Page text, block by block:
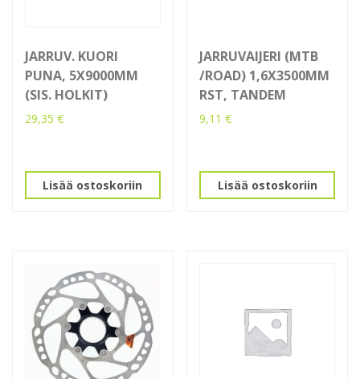
JARRUV. KUORI
PUNA, 5X9000MM
(SIS. HOLKIT)
29,35 €
Lisää ostoskoriin
JARRUVAIJERI (MTB
/ROAD) 1,6X3500MM
RST, TANDEM
9,11€
Lisää ostoskoriin